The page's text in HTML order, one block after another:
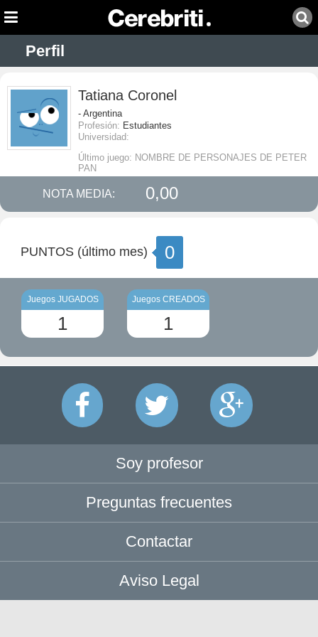
Perfil
Tatiana Coronel
- Argentina
Profesión: Estudiantes
Universidad:
Último juego: NOMBRE DE PERSONAJES DE PETER
PAN
NOTA MEDIA: 0,00
PUNTOS (último mes) 0
Juegos JUGADOS
1
Juegos CREADOS
1
Soy profesor
Preguntas frecuentes
Contactar
Aviso Legal